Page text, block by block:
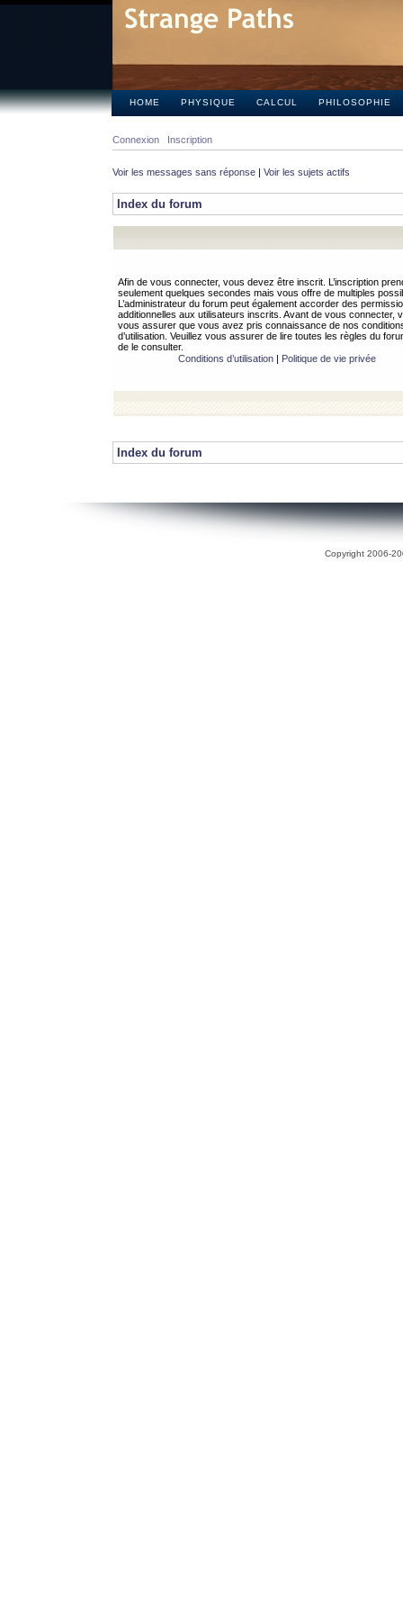
HOME PHYSIQUE CALCUL PHILOSOPHIE
Connexion Inscription
Voir les messages sans réponse | Voir les sujets actifs
Index du forum
Afin de vous connecter, vous devez être inscrit. L’inscription
seulement quelques secondes mais vous offre de multiples
L’administrateur du forum peut également accorder des
additionnelles aux utilisateurs inscrits. Avant de vous connecter,
vous assurer que vous avez pris connaissance de nos
d’utilisation. Veuillez vous assurer de lire toutes les règles du
de le consulter.
Conditions d’utilisation| Politique de vie privée
Index du forum
Copyright 2006-